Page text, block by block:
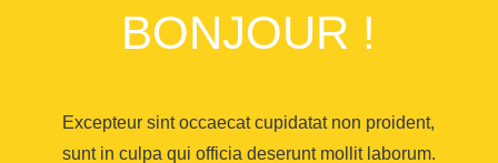
BONJOUR !
Excepteur sint occaecat cupidatat non proident,
sunt in culpa qui officia deserunt mollit laborum.